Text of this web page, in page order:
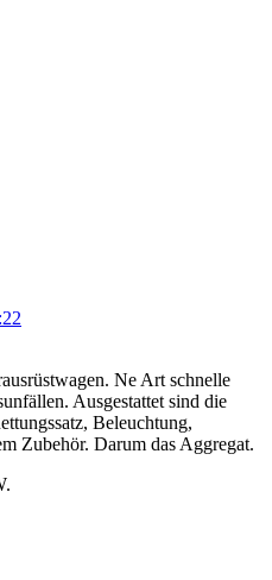
Ne Art schnelle
Ausgestattet sind die
Beleuchtung,
Zubehör. Darum das Aggregat.